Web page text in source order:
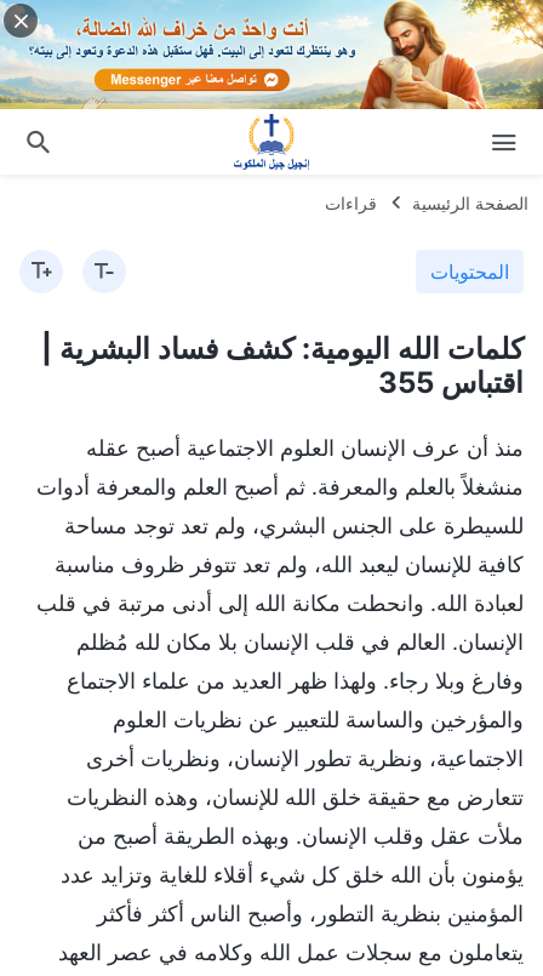
الصفحة الرئيسية قراءات
المحتويات
كلمات الله اليومية: كشف فساد البشرية |
اقتباس 355
منذ أن عرف الإنسان العلوم الاجتماعية أصبح عقله
منشغلاً بالعلم والمعرفة. ثم أصبح العلم والمعرفة أدوات
للسيطرة على الجنس البشري، ولم تعد توجد مساحة
كافية للإنسان ليعبد الله، ولم تعد تتوفر ظروف مناسبة
لعبادة الله. وانحطت مكانة الله إلى أدنى مرتبة في قلب
الإنسان. العالم في قلب الإنسان بلا مكان لله مُظلم
وفارغ وبلا رجاء. ولهذا ظهر العديد من علماء الاجتماع
والمؤرخين والساسة للتعبير عن نظريات العلوم
الاجتماعية، ونظرية تطور الإنسان، ونظريات أخرى
تتعارض مع حقيقة خلق الله للإنسان، وهذه النظريات
ملأت عقل وقلب الإنسان. وبهذه الطريقة أصبح من
يؤمنون بأن الله خلق كل شيء أقلاء للغاية وتزايد عدد
المؤمنين بنظرية التطور، وأصبح الناس أكثر فأكثر
يتعاملون مع سجلات عمل الله وكلامه في عصر العهد